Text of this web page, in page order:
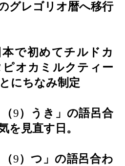
グレゴリオ暦へ移行
本で初めてチルドカ
オカミルクティー
にちなみ制定
9）うき」の語呂合
を見直す日。
9）つ」の語呂合わ